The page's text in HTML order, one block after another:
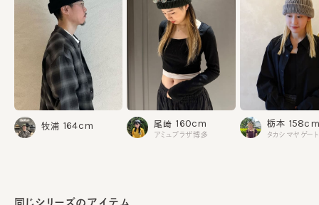
同じシリーズのアイテム
牧浦 164cm 尾﨑 160cm
アミュプラザ博多
栃本 158cm